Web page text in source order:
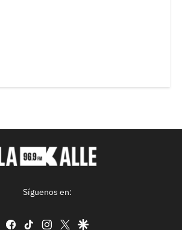
Síguenos en:
facebook
tiktok instagram
twittergoogle